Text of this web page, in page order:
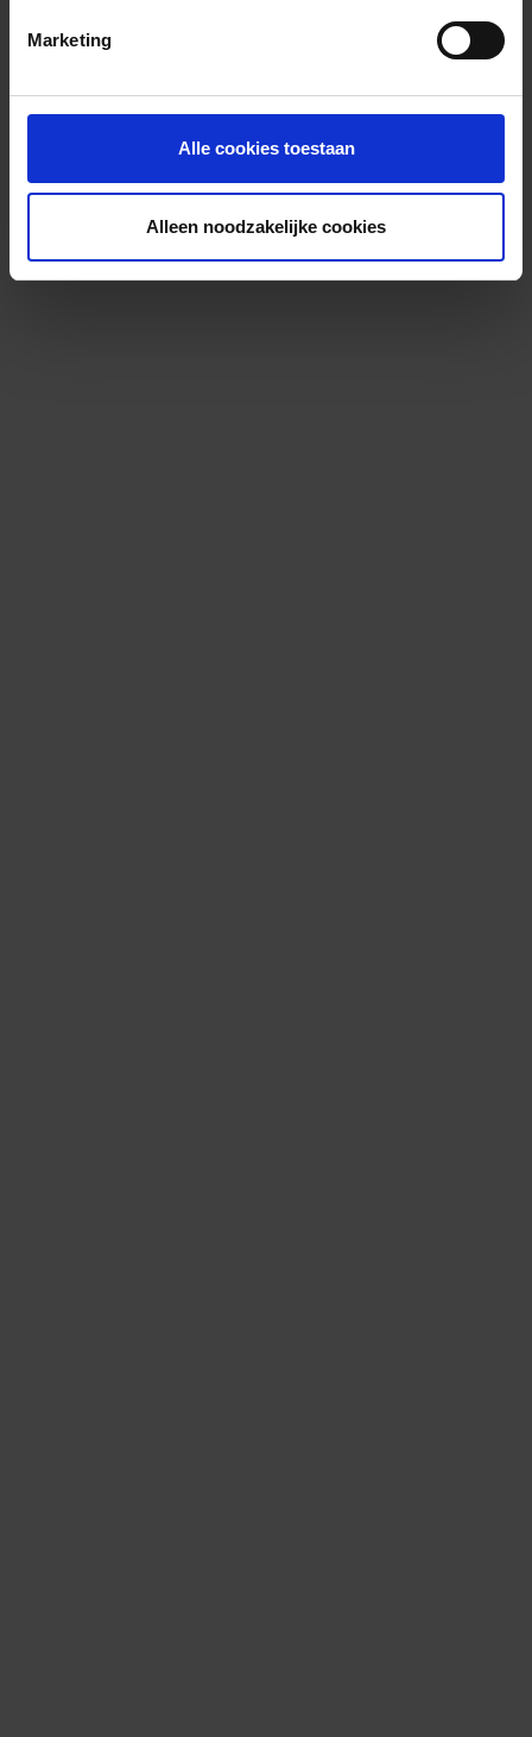
Marketing
Alle cookies toestaan
Alleen noodzakelijke cookies